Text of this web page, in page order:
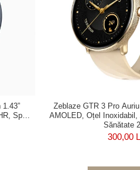
SpO₂,
Zeblaze GTR 3 Pro
AMOLED, Oțel Inoxidabil,
Sănătate
300,00